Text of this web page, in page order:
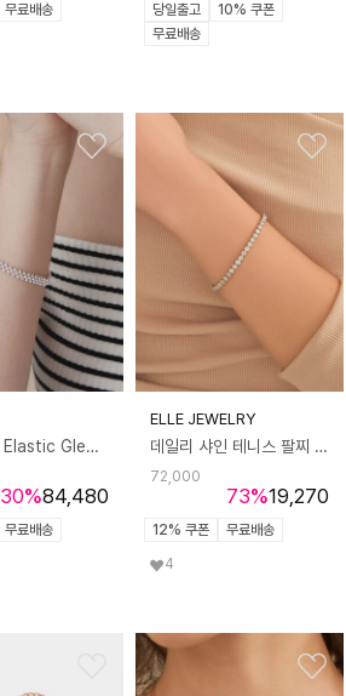
무료배송
당일출고
10% 쿠폰
무료배송
(925실버) Elastic Gleam 은 팔찌
30%84,480
무료배송
ELLE JEWELRY
데일리 샤인 테니스 팔찌 ELBRBB109
73%
72,000
19,270
12% 쿠폰
무료배송
4